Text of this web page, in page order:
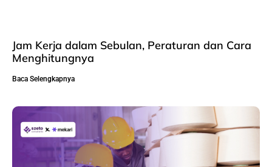
Jam Kerja dalam Sebulan, Peraturan dan Cara
Menghitungnya
Baca Selengkapnya